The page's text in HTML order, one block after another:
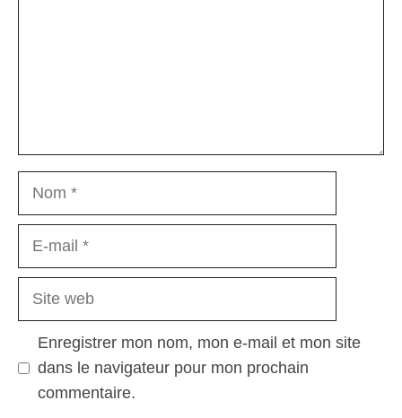
Nom
Site
Enregistrer mon nom, mon e-mail et mon site
dans le navigateur pour mon prochain
commentaire.